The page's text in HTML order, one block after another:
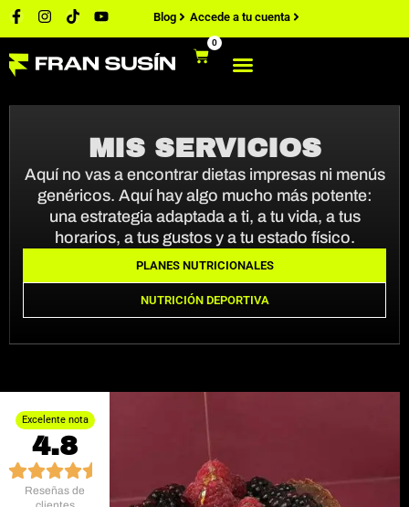
Blog Accede a tu cuenta
0
MIS SERVICIOS
Aquí no vas a encontrar dietas impresas ni menús
genéricos. Aquí hay algo mucho más potente:
una estrategia adaptada a ti, a tu vida, a tus
horarios, a tus gustos y a tu estado físico.
PLANES NUTRICIONALES
NUTRICIÓN DEPORTIVA
Excelente nota
4.8
Reseñas de